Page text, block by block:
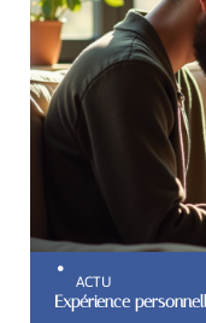
ACTU
Expérience